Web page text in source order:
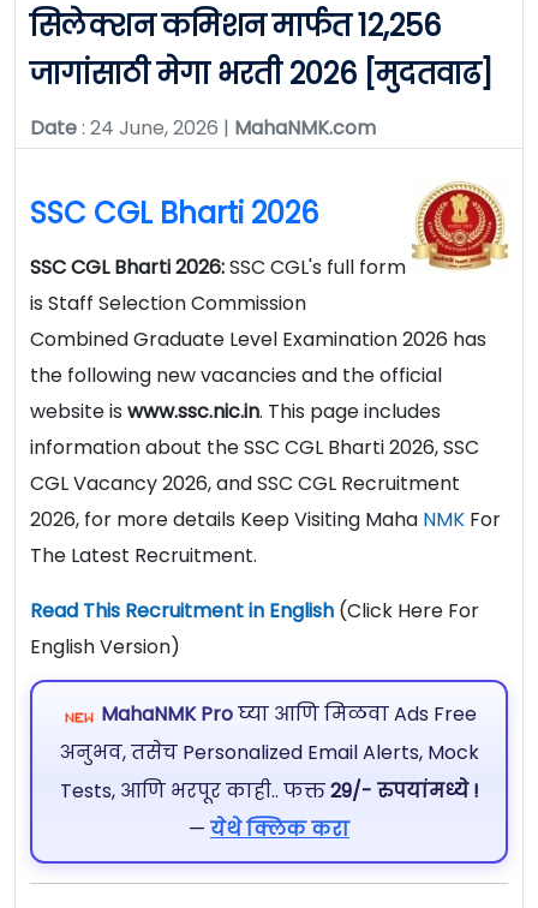
सिलेक्शन कमिशन मार्फत 12,256
जागांसाठी मेगा भरती 2026 [मुदतवाढ]
Date: 24 June, 2026 | MahaNMK.com
SSC CGL Bharti 2026
SSC CGL Bharti 2026:SSC CGL's full form
is Staff Selection Commission
Combined Graduate Level Examination 2026 has
the following new vacancies and the official
website is www.ssc.nic.in. This page includes
information about the SSC CGL Bharti 2026, SSC
CGL Vacancy 2026, and SSC CGL Recruitment
2026, for more details Keep Visiting Maha NMK For
The Latest Recruitment.
Read This Recruitment in English (Click Here For
English Version)
MahaNMK Proघ्या आणि मिळवा Ads Free
अनुभव, तसेच Personalized Email Alerts, Mock
Tests, आणि भरपूर काही.. फक्त29/- रुपयांमध्ये !
— येथे क्लिक करा